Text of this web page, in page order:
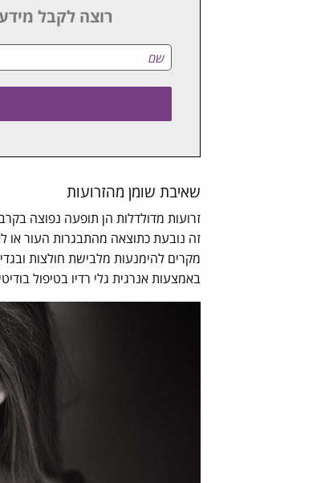
רוצה לקבל
שאיבת שומן מהזרועות
זרועות מדולדלות הן תופעה נפוצה
זה נובעת כתוצאה מהתבגרות העור
מקרים להימנעות מלבישת חולצות
באמצעות אנרגית גלי רדיו בטיפול